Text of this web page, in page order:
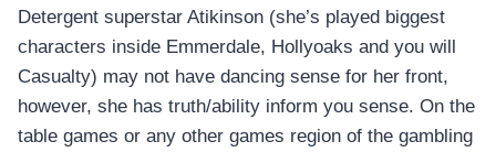
Detergent superstar Atikinson (she’s played biggest
characters inside Emmerdale, Hollyoaks and you will
Casualty) may not have dancing sense for her front,
however, she has truth/ability inform you sense. On the
table games or any other games region of the gambling